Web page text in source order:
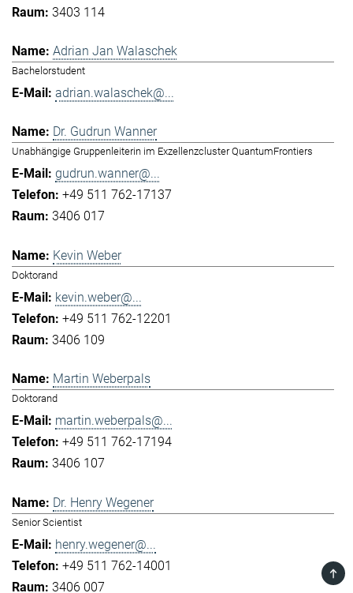
3403 114
Adrian Jan Walaschek
Bachelorstudent
adrian.walaschek@...
Dr. Gudrun Wanner
Unabhängige Gruppenleiterin im Exzellenzcluster QuantumFrontiers
gudrun.wanner@...
+49 511 762-17137
3406 017
Kevin Weber
Doktorand
kevin.weber@...
+49 511 762-12201
3406 109
Martin Weberpals
Doktorand
martin.weberpals@...
+49 511 762-17194
3406 107
Dr. Henry Wegener
Senior Scientist
henry.wegener@...
+49 511 762-14001
3406 007
TOP